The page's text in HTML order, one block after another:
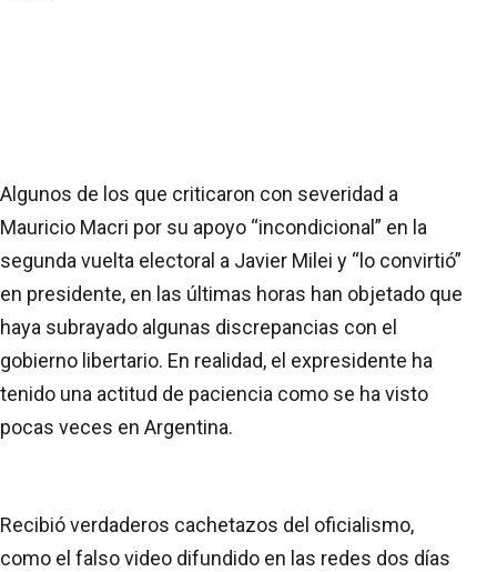
Algunos de los que criticaron con severidad a
Mauricio Macri por su apoyo “incondicional” en la
segunda vuelta electoral a Javier Milei y “lo convirtió”
en presidente, en las últimas horas han objetado que
haya subrayado algunas discrepancias con el
gobierno libertario. En realidad, el expresidente ha
tenido una actitud de paciencia como se ha visto
pocas veces en Argentina.
Recibió verdaderos cachetazos del oficialismo,
como el falso video difundido en las redes dos días